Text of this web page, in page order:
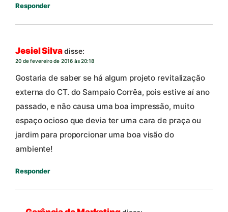
Responder
Jesiel Silvadisse:
20 de fevereiro de 2016 às 20:18
Gostaria de saber se há algum projeto revitalização
externa do CT. do Sampaio Corrêa, pois estive aí ano
passado, e não causa uma boa impressão, muito
espaço ocioso que devia ter uma cara de praça ou
jardim para proporcionar uma boa visão do
ambiente!
Responder